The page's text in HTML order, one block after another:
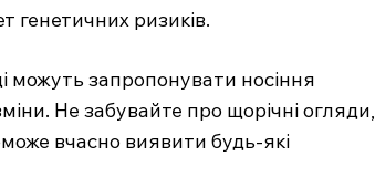
генетичних ризиків.
можуть запропонувати носіння
Не забувайте про щорічні огляди,
вчасно виявити будь-які